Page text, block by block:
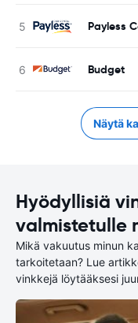
Payless
Budget
Näytä
Hyödyllisiä
valmistetulle
Mikä vakuutus minun
tarkoitetaan? Lue
vinkkejä löytääksesi